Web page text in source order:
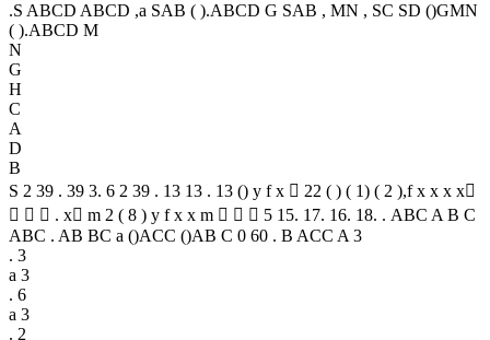
.S ABCD ABCD ,a SAB ( ).ABCD G SAB , MN , SC SD ()GMN
( ).ABCD M
N
G
H
C
A
D
B
S 2 39 . 39 3. 6 2 39 . 13 13 . 13 () y f x  22 ( ) ( 1) ( 2 ),f x x x x
   . x m 2 ( 8 ) y f x x m    5 15. 17. 16. 18. . ABC A B C
ABC . AB BC a ()ACC ()AB C 0 60 . B ACC A 3
. 3
a 3
. 6
a 3
. 2